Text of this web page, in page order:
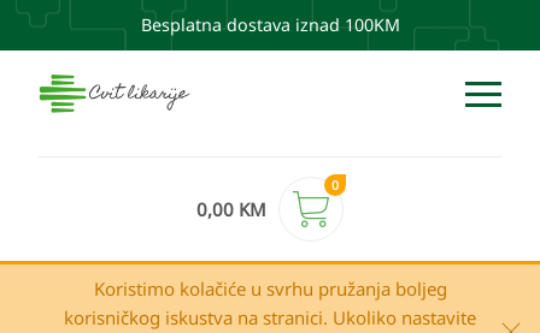
Besplatna dostava iznad 100KM
0,00 KM
0
Koristimo kolačiće u svrhu pružanja boljeg
korisničkog iskustva na stranici. Ukoliko nastavite